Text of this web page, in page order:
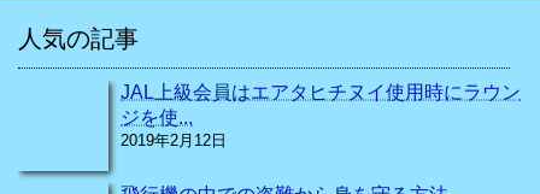
人気の記事
JAL上級会員はエアタヒチヌイ使用時にラウン
ジを使...
2019年2月12日